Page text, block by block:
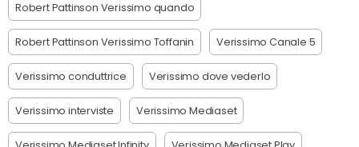
Robert Pattinson Verissimo quando
Robert Pattinson Verissimo Toffanin Verissimo Canale 5
Verissimo conduttrice Verissimo dove vederlo
Verissimo interviste Verissimo Mediaset